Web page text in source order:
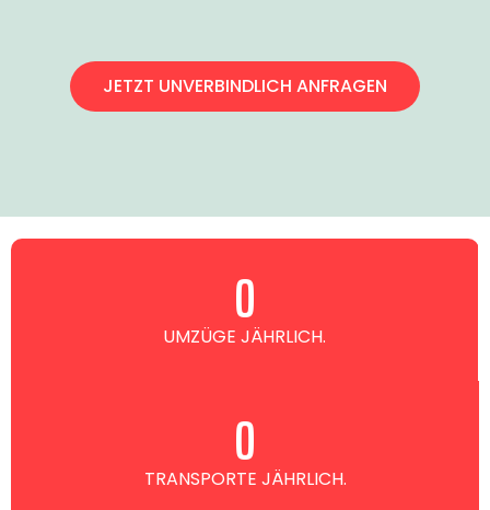
JETZT UNVERBINDLICH ANFRAGEN
UMZÜGE JÄHRLICH.
0
TRANSPORTE JÄHRLICH.
0